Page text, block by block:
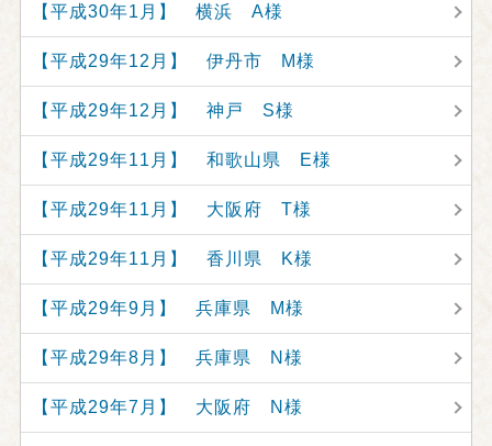
【平成30年1月】 横浜 A様
【平成29年12月】 伊丹市 M様
【平成29年12月】 神戸 S様
【平成29年11月】 和歌山県 E様
【平成29年11月】 大阪府 T様
【平成29年11月】 香川県 K様
【平成29年9月】 兵庫県 M様
【平成29年8月】 兵庫県 N様
【平成29年7月】 大阪府 N様